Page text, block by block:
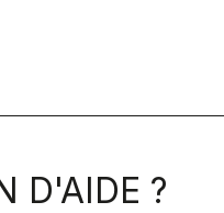
D'AIDE ?